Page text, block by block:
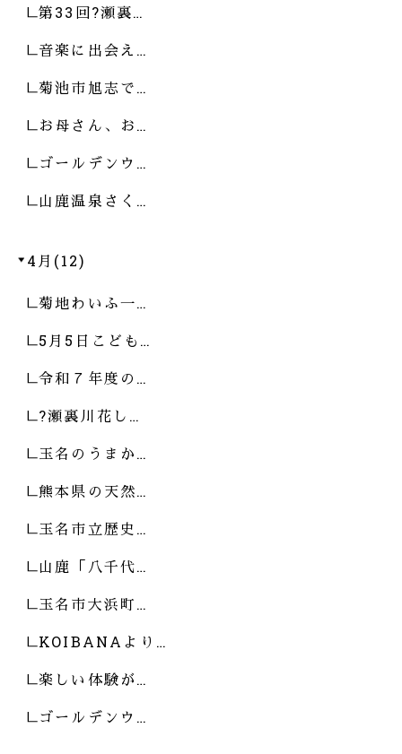
第33回?瀬裏…
音楽に出会え…
菊池市旭志で…
お母さん、お…
ゴールデンウ…
山鹿温泉さく…
4月(12)
菊地わいふ一…
5月5日こども…
令和７年度の…
?瀬裏川花し…
玉名のうまか…
熊本県の天然…
玉名市立歴史…
山鹿「八千代…
玉名市大浜町…
KOIBANAより…
楽しい体験が…
ゴールデンウ…